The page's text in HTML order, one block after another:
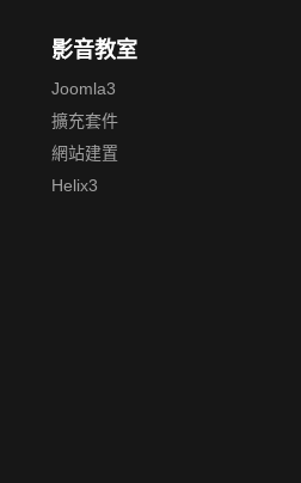
影音教室
Joomla3
擴充套件
網站建置
Helix3